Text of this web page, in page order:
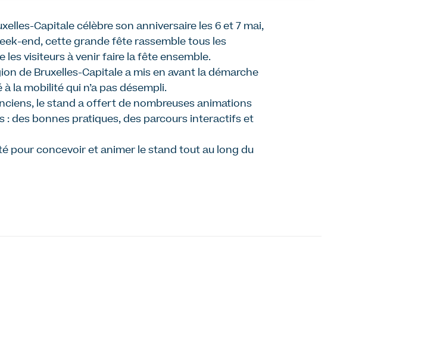
Capitale célèbre son anniversaire les 6 et 7 mai,
end, cette grande fête rassemble tous les
les visiteurs à venir faire la fête ensemble.
de Bruxelles-Capitale a mis en avant la démarche
la mobilité qui n’a pas désempli.
le stand a offert de nombreuses animations
: des bonnes pratiques, des parcours interactifs et
pour concevoir et animer le stand tout au long du